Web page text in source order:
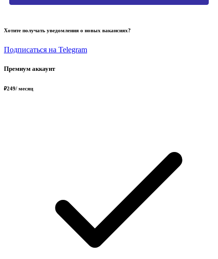
Хотите получать уведомления о новых вакансиях?
Подписаться на Telegram
Премиум аккаунт
₽249/ месяц